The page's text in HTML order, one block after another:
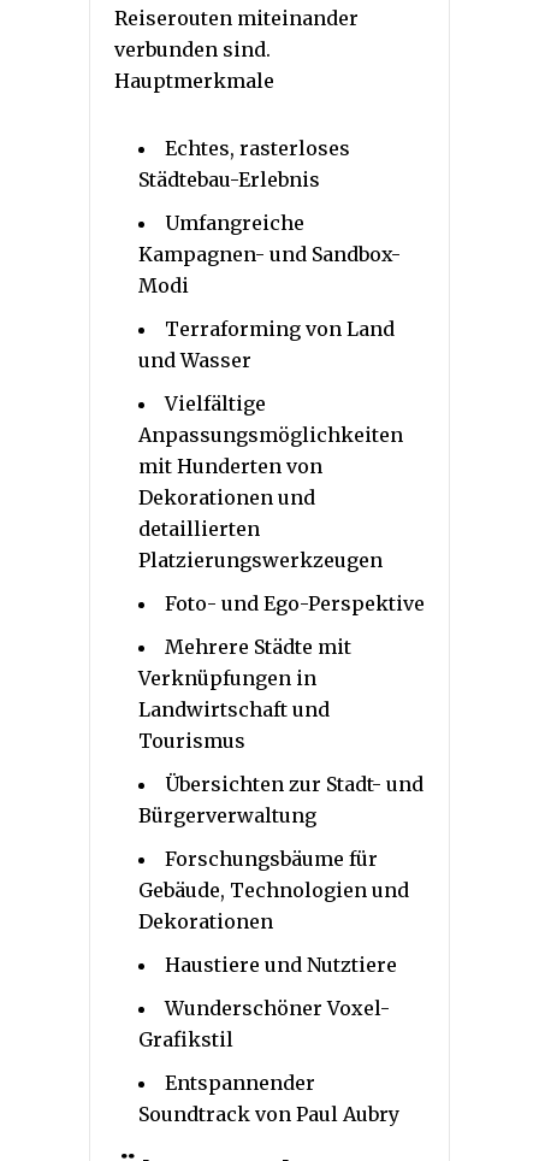
Reiserouten miteinander
verbunden sind.
Hauptmerkmale
Echtes, rasterloses
Städtebau-Erlebnis
Umfangreiche
Kampagnen- und Sandbox-
Modi
Terraforming von Land
und Wasser
Vielfältige
Anpassungsmöglichkeiten
mit Hunderten von
Dekorationen und
detaillierten
Platzierungswerkzeugen
Foto- und Ego-Perspektive
Mehrere Städte mit
Verknüpfungen in
Landwirtschaft und
Tourismus
Übersichten zur Stadt- und
Bürgerverwaltung
Forschungsbäume für
Gebäude, Technologien und
Dekorationen
Haustiere und Nutztiere
Wunderschöner Voxel-
Grafikstil
Entspannender
Soundtrack von Paul Aubry